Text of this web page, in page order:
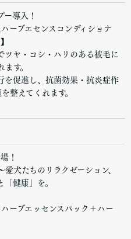
ー導入！
ーブエセンスコンディショナ
ツヤ・コシ・ハリのある被毛に
ます。
を促進し、抗菌効果・抗炎症作
整えてくれます。
！
犬たちのリラクゼーション、
「健康」を。
ーブエッセンスパック＋ハー